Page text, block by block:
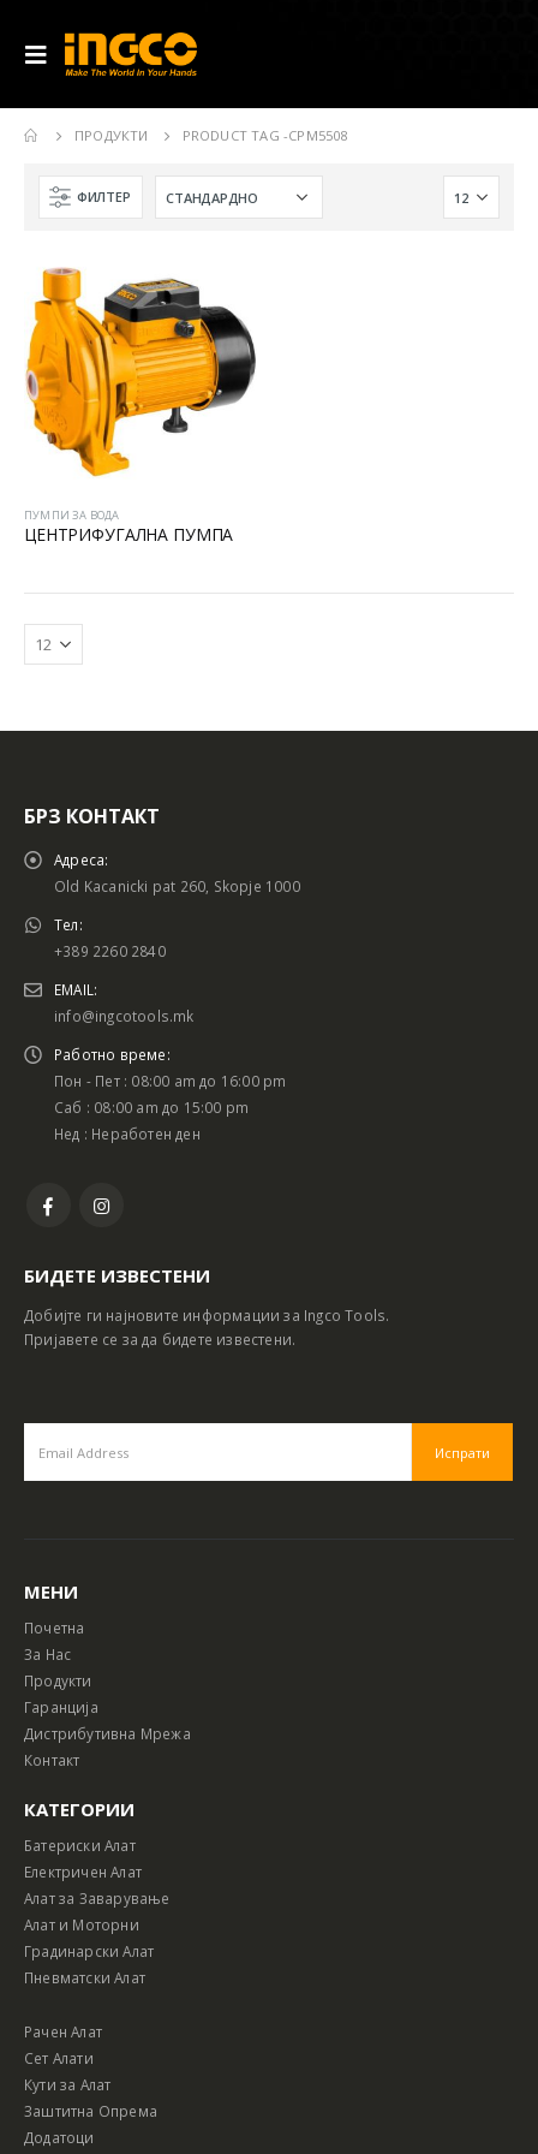
ПРОДУКТИ PRODUCT TAG -CPM5508
ФИЛТЕР
ПУМПИ ЗА ВОДА
ЦЕНТРИФУГАЛНА ПУМПА
БРЗ КОНТАКТ
Адреса:
Old Kacanicki pat 260, Skopje 1000
Тел:
+389 2260 2840
EMAIL:
info@ingcotools.mk
Работно време:
Пон - Пет : 08:00 am до 16:00 pm
Саб : 08:00 am до 15:00 pm
Нед : Неработен ден
БИДЕТЕ ИЗВЕСТЕНИ
Добијте ги најновите информации за Ingco Tools.
Пријавете се за да бидете известени.
МЕНИ
Почетна
За Нас
Продукти
Гаранција
Дистрибутивна Мрежа
Контакт
КАТЕГОРИИ
Батериски Алат
Електричен Алат
Алат за Заварување
Алат и Моторни
Градинарски Алат
Пневматски Алат
Рачен Алат
Сет Алати
Кути за Алат
Заштитна Опрема
Додатоци